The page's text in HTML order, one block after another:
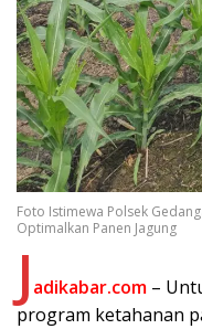
Foto Istimewa Polsek
Optimalkan Panen Jagung
J adikabar.com –
program ketahanan